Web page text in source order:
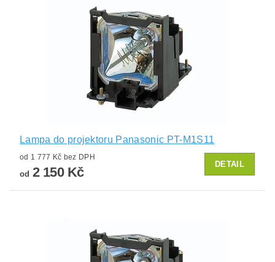
Lampa do projektoru Panasonic PT-M1S11
od 1 777 Kč bez DPH
od 2 150 Kč
DETAIL